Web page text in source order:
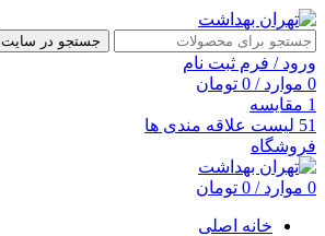
جستجو در سایت
ورود / فرم ثبت نام
0 موارد /
0 تومان
1 مقایسه
51 لیست علاقه مندی ها
فروشگاه
0 موارد /
0 تومان
خانه اصلی